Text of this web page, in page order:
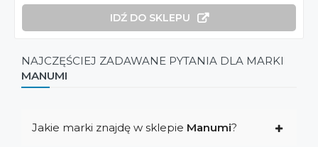
IDŹ DO SKLEPU
NAJCZĘŚCIEJ ZADAWANE PYTANIA DLA MARKI
MANUMI
Jakie marki znajdę w sklepie Manumi?